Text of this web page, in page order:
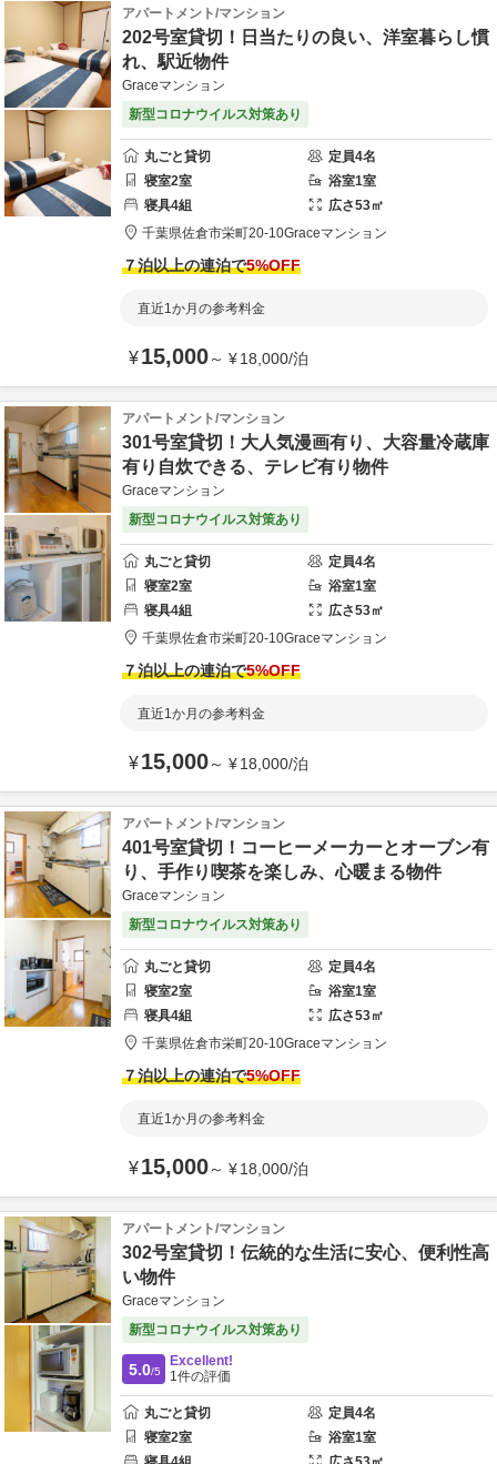
アパートメント/マンション
202号室貸切！日当たりの良い、洋室暮らし慣
れ、駅近物件
Graceマンション
新型コロナウイルス対策あり
丸ごと貸切 定員4名
寝室2室 浴室1室
寝具4組 広さ53㎡
千葉県佐倉市栄町20-10Graceマンション
７泊以上の連泊で5%OFF
直近1か月の参考料金
¥15,000～ ¥18,000/泊
アパートメント/マンション
301号室貸切！大人気漫画有り、大容量冷蔵庫
有り自炊できる、テレビ有り物件
Graceマンション
新型コロナウイルス対策あり
丸ごと貸切 定員4名
寝室2室 浴室1室
寝具4組 広さ53㎡
千葉県佐倉市栄町20-10Graceマンション
７泊以上の連泊で5%OFF
直近1か月の参考料金
¥15,000～ ¥18,000/泊
アパートメント/マンション
401号室貸切！コーヒーメーカーとオーブン有
り、手作り喫茶を楽しみ、心暖まる物件
Graceマンション
新型コロナウイルス対策あり
丸ごと貸切 定員4名
寝室2室 浴室1室
寝具4組 広さ53㎡
千葉県佐倉市栄町20-10Graceマンション
７泊以上の連泊で5%OFF
直近1か月の参考料金
¥15,000～ ¥18,000/泊
アパートメント/マンション
302号室貸切！伝統的な生活に安心、便利性高
い物件
Graceマンション
新型コロナウイルス対策あり
5.0/5
Excellent!
1件の評価
丸ごと貸切 定員4名
寝室2室 浴室1室